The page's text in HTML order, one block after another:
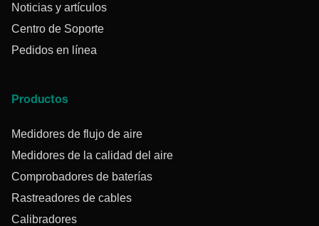
Noticias y artículos
Centro de Soporte
Pedidos en línea
Productos
Medidores de flujo de aire
Medidores de la calidad del aire
Comprobadores de baterías
Rastreadores de cables
Calibradores